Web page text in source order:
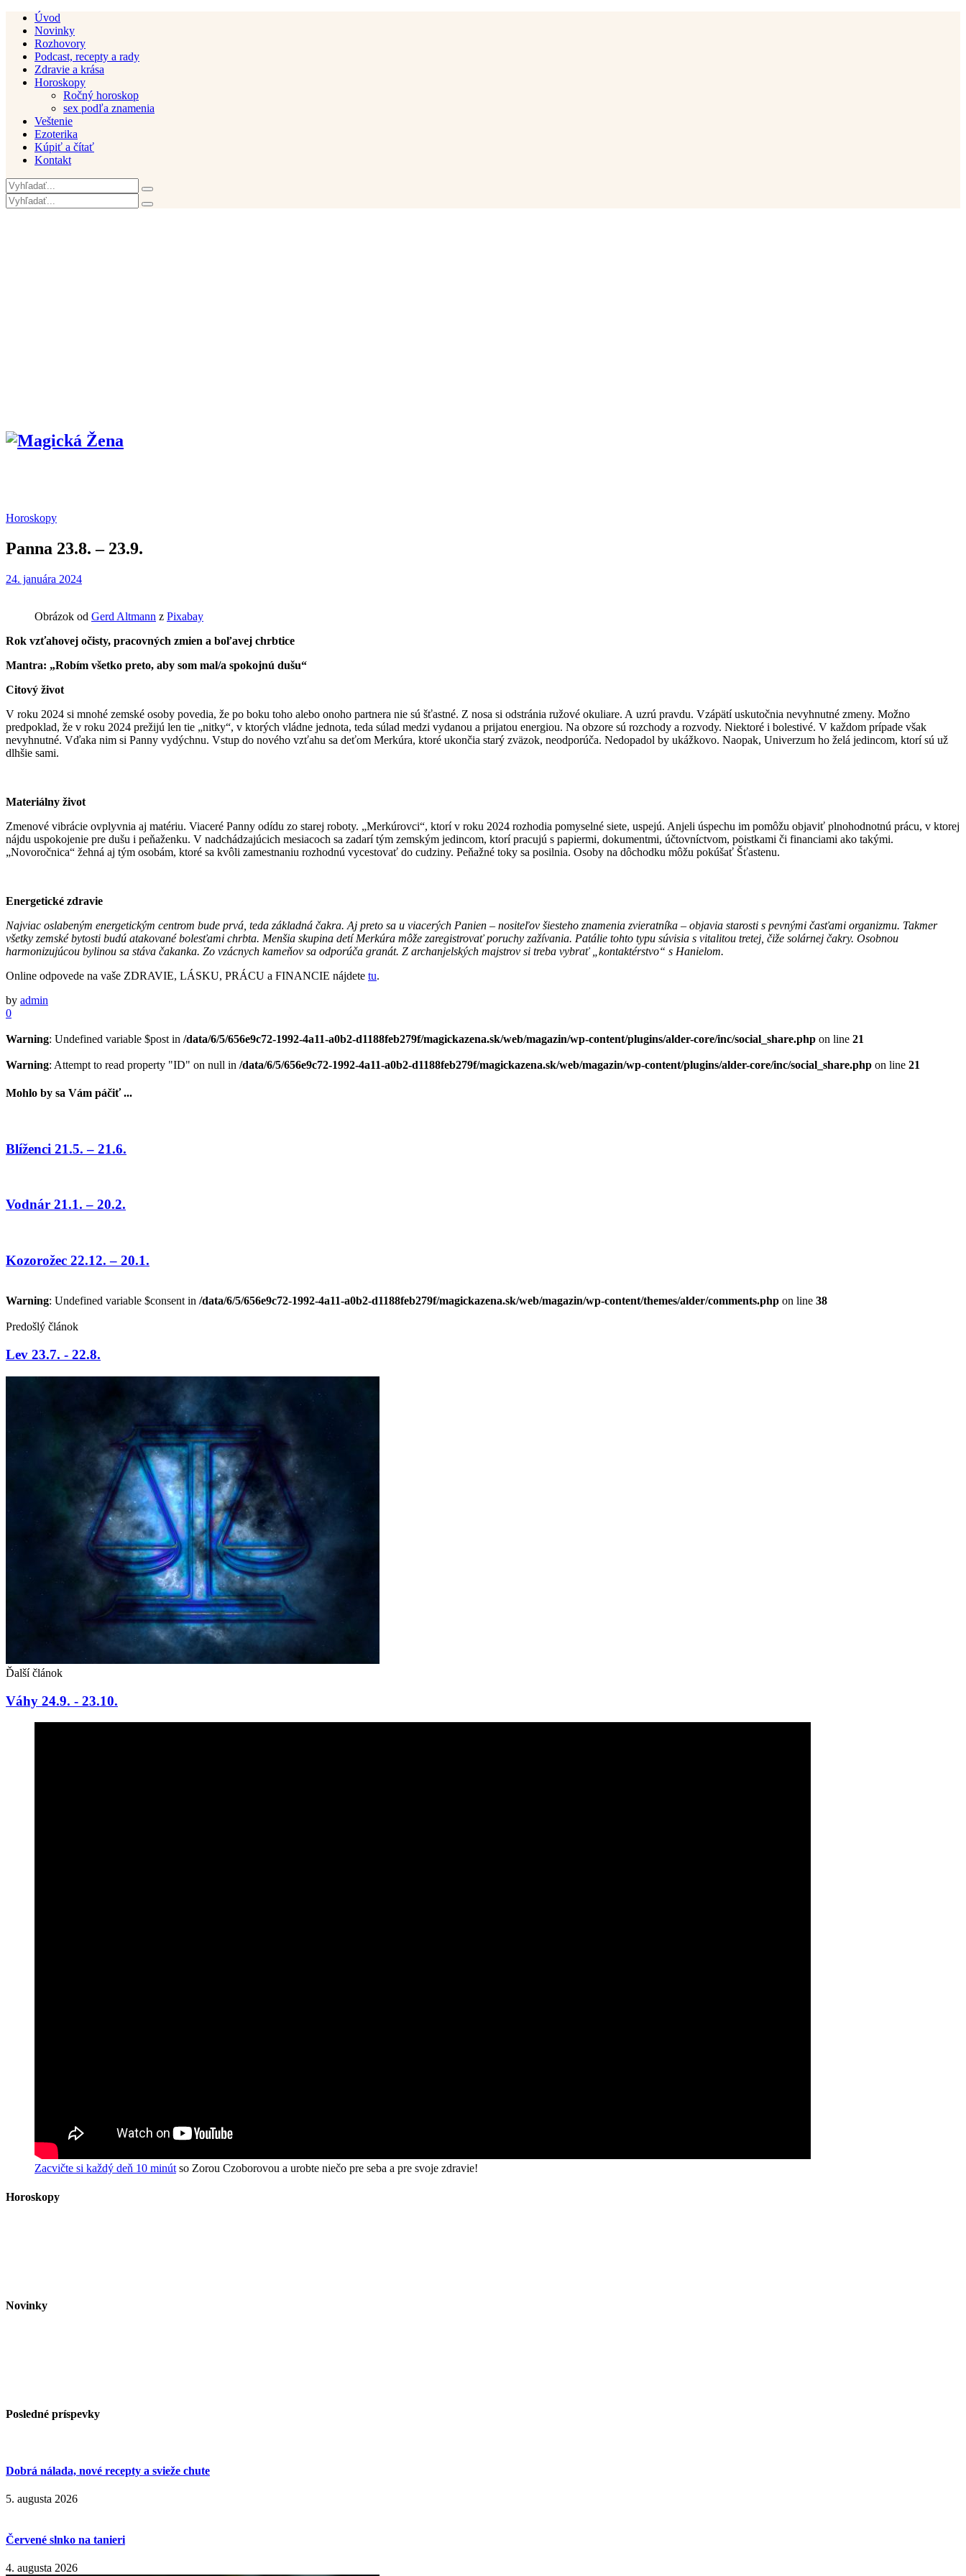
Úvod
Novinky
Rozhovory
Podcast, recepty a rady
Zdravie a krása
Horoskopy
Ročný horoskop
sex podľa znamenia
Veštenie
Ezoterika
Kúpiť a čítať
Kontakt
Horoskopy
Panna 23.8. – 23.9.
24. januára 2024
Obrázok od Gerd Altmann z Pixabay
Rok vzťahovej očisty, pracovných zmien a boľavej chrbtice
Mantra: „Robím všetko preto, aby som mal/a spokojnú dušu“
Citový život
V roku 2024 si mnohé zemské osoby povedia, že po boku toho alebo onoho partnera nie sú šťastné. Z nosa si odstránia ružové okuliare. A uzrú pravdu. Vzápätí uskutočnia nevyhnutné zmeny. Možno
predpoklad, že v roku 2024 prežijú len tie „nitky“, v ktorých vládne jednota, teda súlad medzi vydanou a prijatou energiou. Na obzore sú rozchody a rozvody. Niektoré i bolestivé. V každom prípade však
nevyhnutné. Vďaka nim si Panny vydýchnu. Vstup do nového vzťahu sa deťom Merkúra, ktoré ukončia starý zväzok, neodporúča. Nedopadol by ukážkovo. Naopak, Univerzum ho želá jedincom, ktorí sú už
dlhšie sami.
Materiálny život
Zmenové vibrácie ovplyvnia aj matériu. Viaceré Panny odídu zo starej roboty. „Merkúrovci“, ktorí v roku 2024 rozhodia pomyselné siete, uspejú. Anjeli úspechu im pomôžu objaviť plnohodnotnú prácu, v ktorej
nájdu uspokojenie pre dušu i peňaženku. V nadchádzajúcich mesiacoch sa zadarí tým zemským jedincom, ktorí pracujú s papiermi, dokumentmi, účtovníctvom, poistkami či financiami ako takými.
„Novoročnica“ žehná aj tým osobám, ktoré sa kvôli zamestnaniu rozhodnú vycestovať do cudziny. Peňažné toky sa posilnia. Osoby na dôchodku môžu pokúšať Šťastenu.
Energetické zdravie
Najviac oslabeným energetickým centrom bude prvá, teda základná čakra. Aj preto sa u viacerých Panien – nositeľov šiesteho znamenia zvieratníka – objavia starosti s pevnými časťami organizmu. Takmer
všetky zemské bytosti budú atakované bolesťami chrbta. Menšia skupina detí Merkúra môže zaregistrovať poruchy zažívania. Patálie tohto typu súvisia s vitalitou tretej, čiže solárnej čakry. Osobnou
harmonizujúcou bylinou sa stáva čakanka. Zo vzácnych kameňov sa odporúča granát. Z archanjelských majstrov si treba vybrať „kontaktérstvo“ s Hanielom.
Online odpovede na vaše ZDRAVIE, LÁSKU, PRÁCU a FINANCIE nájdete tu.
by admin
0
Warning: Undefined variable $post in /data/6/5/656e9c72-1992-4a11-a0b2-d1188feb279f/magickazena.sk/web/magazin/wp-content/plugins/alder-core/inc/social_share.php on line 21
Warning: Attempt to read property "ID" on null in /data/6/5/656e9c72-1992-4a11-a0b2-d1188feb279f/magickazena.sk/web/magazin/wp-content/plugins/alder-core/inc/social_share.php on line 21
Mohlo by sa Vám páčiť ...
Blíženci 21.5. – 21.6.
Vodnár 21.1. – 20.2.
Kozorožec 22.12. – 20.1.
Warning: Undefined variable $consent in /data/6/5/656e9c72-1992-4a11-a0b2-d1188feb279f/magickazena.sk/web/magazin/wp-content/themes/alder/comments.php on line 38
Predošlý článok
Lev 23.7. - 22.8.
Ďalší článok
Váhy 24.9. - 23.10.
Zacvičte si každý deň 10 minút so Zorou Czoborovou a urobte niečo pre seba a pre svoje zdravie!
Horoskopy
Novinky
Posledné príspevky
Dobrá nálada, nové recepty a svieže chute
5. augusta 2026
Červené slnko na tanieri
4. augusta 2026